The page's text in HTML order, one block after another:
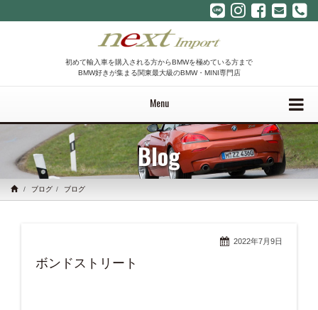
初めて輸入車を購入される方からBMWを極めている方まで
BMW好きが集まる関東最大級のBMW・MINI専門店
Menu
Blog
ブログ ブログ
2022年7月9日
ボンドストリート